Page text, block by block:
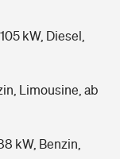
kW, Diesel,
Limousine, ab
kW, Benzin,